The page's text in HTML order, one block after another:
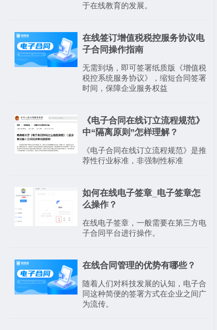
于在线教育的发展。
在线签订增值税税控服务协议电
子合同操作指南
无需到场，即可签署纸质版《增值税
税控系统服务协议》，缩短合同签署
时间，保障企业服务权益
​《电子合同在线订立流程规范》
中“隔离原则”怎样理解？
《电子合同在线订立流程规范》是推
荐性行业标准，非强制性标准
如何在线电子签章_电子签章怎
么操作？
在线电子签章，一般需要在第三方电
子合同平台进行操作。
在线合同管理的优势有哪些？
随着人们对科技发展的认知，电子合
同这种简便的签署方式在企业之间广
为流传。